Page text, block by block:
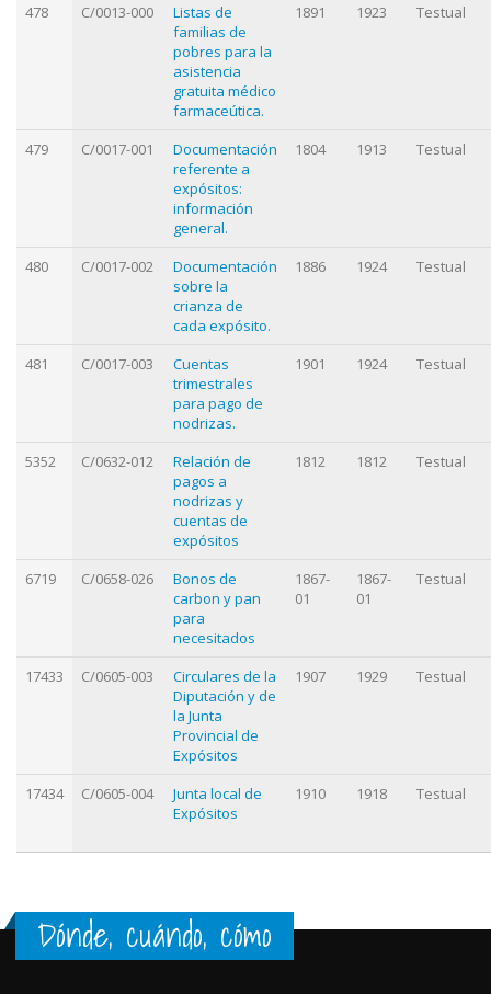
478
C/0013-000
Listas de
familias de
pobres para la
asistencia
gratuita médico
farmaceútica.
1891 1923 Testual
479 C/0017-001
Documentación
referente a
expósitos:
información
general.
1804 1913 Testual
480 C/0017-002
Documentación
sobre la
crianza de
cada expósito.
1886 1924 Testual
481 C/0017-003
Cuentas
trimestrales
para pago de
nodrizas.
1901 1924 Testual
5352 C/0632-012
Relación de
pagos a
nodrizas y
cuentas de
expósitos
1812 1812 Testual
6719 C/0658-026
Bonos de
carbon y pan
para
necesitados
1867-
01
1867-
01
Testual
17433 C/0605-003
Circulares de la
Diputación y de
la Junta
Provincial de
Expósitos
1907 1929 Testual
17434 C/0605-004
Junta local de
Expósitos
1910 1918 Testual
Dónde, cuándo, cómo